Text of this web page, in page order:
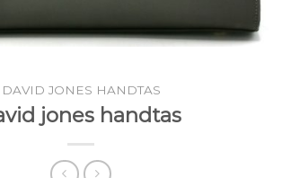
DAVID JONES HANDTAS
jones handtas